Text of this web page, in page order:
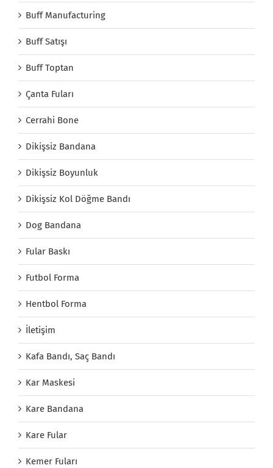
Buff Manufacturing
Buff Satışı
Buff Toptan
Çanta Fuları
Cerrahi Bone
Dikişsiz Bandana
Dikişsiz Boyunluk
Dikişsiz Kol Döğme Bandı
Dog Bandana
Fular Baskı
Futbol Forma
Hentbol Forma
İletişim
Kafa Bandı, Saç Bandı
Kar Maskesi
Kare Bandana
Kare Fular
Kemer Fuları